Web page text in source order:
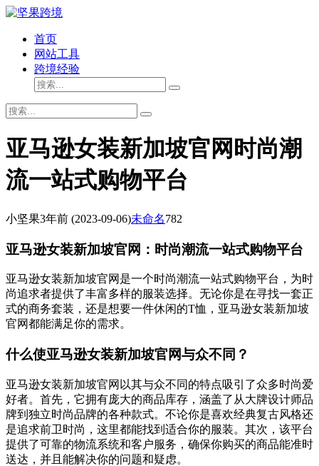
首页
网站工具
跨境经验
亚马逊女装新加坡官网时尚潮
流一站式购物平台
小坚果3年前 (2023-09-06)未命名782
亚马逊女装新加坡官网：时尚潮流一站式购物平台
亚马逊女装新加坡官网是一个时尚潮流一站式购物平台，为时
尚追求者提供了丰富多样的服装选择。无论你是在寻找一套正
式的商务套装，还是想要一件休闲的T恤，亚马逊女装新加坡
官网都能满足你的需求。
什么使亚马逊女装新加坡官网与众不同？
亚马逊女装新加坡官网以其与众不同的特点吸引了众多时尚爱
好者。首先，它拥有庞大的商品库存，涵盖了从大牌设计师品
牌到独立时尚品牌的各种款式。不论你是喜欢经典复古风格还
是追求前卫时尚，这里都能找到适合你的服装。其次，该平台
提供了可靠的物流系统和客户服务，确保你购买的商品能准时
送达，并且能解决你的问题和疑虑。